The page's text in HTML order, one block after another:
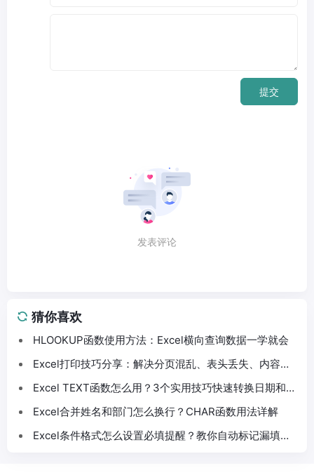
提交
发表评论
猜你喜欢
HLOOKUP函数使用方法：Excel横向查询数据一学就会
Excel打印技巧分享：解决分页混乱、表头丢失、内容截
Excel TEXT函数怎么用？3个实用技巧快速转换日期和数
Excel合并姓名和部门怎么换行？CHAR函数用法详解
Excel条件格式怎么设置必填提醒？教你自动标记漏填数